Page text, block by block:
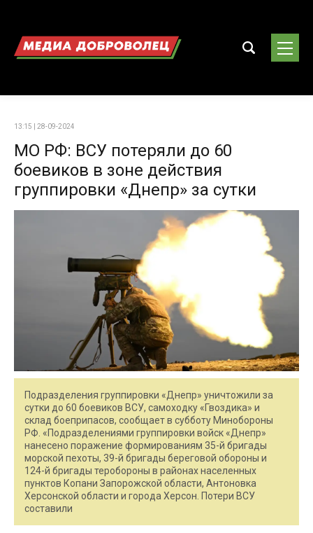
13:15 | 28-09-2024
МО РФ: ВСУ потеряли до 60
боевиков в зоне действия
группировки «Днепр» за сутки
Подразделения группировки «Днепр» уничтожили за
сутки до 60 боевиков ВСУ, самоходку «Гвоздика» и
склад боеприпасов, сообщает в субботу Минобороны
РФ. «Подразделениями группировки войск «Днепр»
нанесено поражение формированиям 35-й бригады
морской пехоты, 39-й бригады береговой обороны и
124-й бригады теробороны в районах населенных
пунктов Копани Запорожской области, Антоновка
Херсонской области и города Херсон. Потери ВСУ
составили